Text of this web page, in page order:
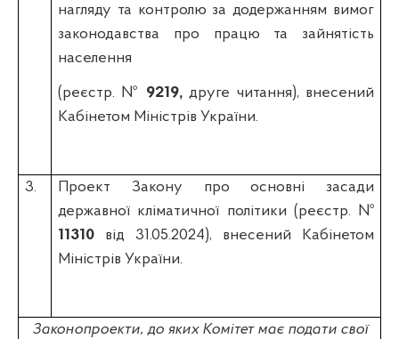
нагляду та контролю за додержанням вимог
законодавства про працю та зайнятість
населення
(реєстр. № 9219, друге читання), внесений
Кабінетом Міністрів України.
3.
Проект Закону про основні засади
державної кліматичної політики (реєстр. №
11310
від 31.05.2024), внесений Кабінетом
Міністрів України.
Законопроекти, до яких Комітет має подати свої